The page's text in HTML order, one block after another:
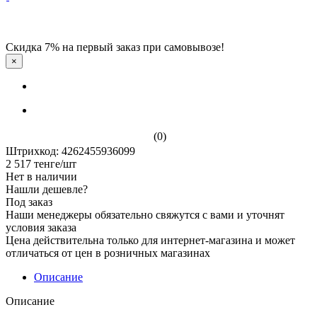
Скидка 7% на первый заказ при самовывозе!
×
(0)
Штрихкод: 4262455936099
2 517 тенге/шт
Нет в наличии
Нашли дешевле?
Под заказ
Наши менеджеры обязательно свяжутся с вами и уточнят
условия заказа
Цена действительна только для интернет-магазина и может
отличаться от цен в розничных магазинах
Описание
Описание